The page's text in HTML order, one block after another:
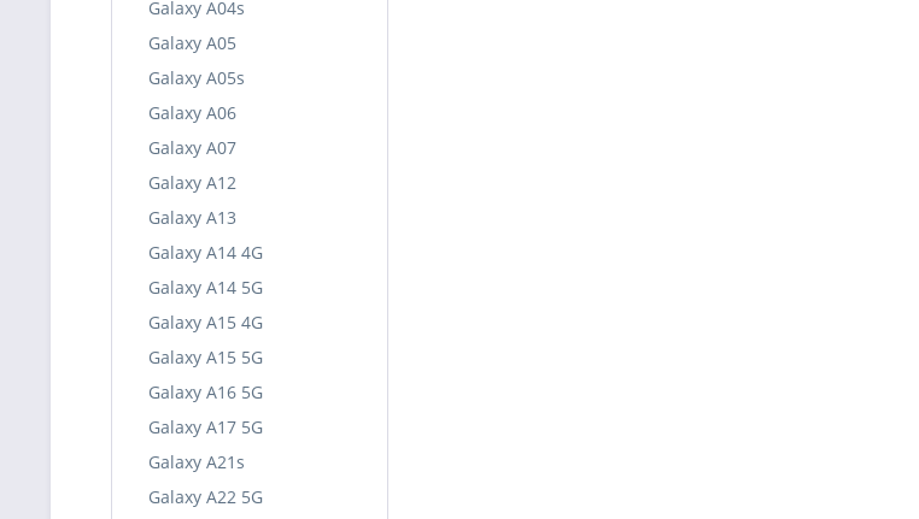
Galaxy A04s
Galaxy A05
Galaxy A05s
Galaxy A06
Galaxy A07
Galaxy A12
Galaxy A13
Galaxy A14 4G
Galaxy A14 5G
Galaxy A15 4G
Galaxy A15 5G
Galaxy A16 5G
Galaxy A17 5G
Galaxy A21s
Galaxy A22 5G